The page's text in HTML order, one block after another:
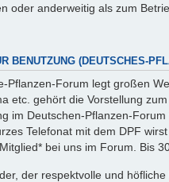
oder anderweitig als zum
BENUTZUNG (DEUTSCHES-
Pflanzen-Forum legt großen
etc. gehört die Vorstellung
im Deutschen-Pflanzen-
Telefonat mit dem DPF
bei uns im Forum. Bis
der respektvolle und